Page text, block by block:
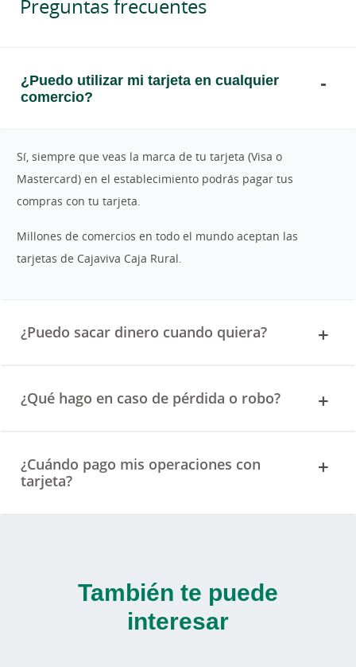
Preguntas frecuentes
¿Puedo utilizar mi tarjeta en cualquier
comercio?
Sí, siempre que veas la marca de tu tarjeta (Visa o
Mastercard) en el establecimiento podrás pagar tus
compras con tu tarjeta.
Millones de comercios en todo el mundo aceptan las
tarjetas de Cajaviva Caja Rural.
¿Puedo sacar dinero cuando quiera?
¿Qué hago en caso de pérdida o robo?
¿Cuándo pago mis operaciones con
tarjeta?
También te puede
interesar